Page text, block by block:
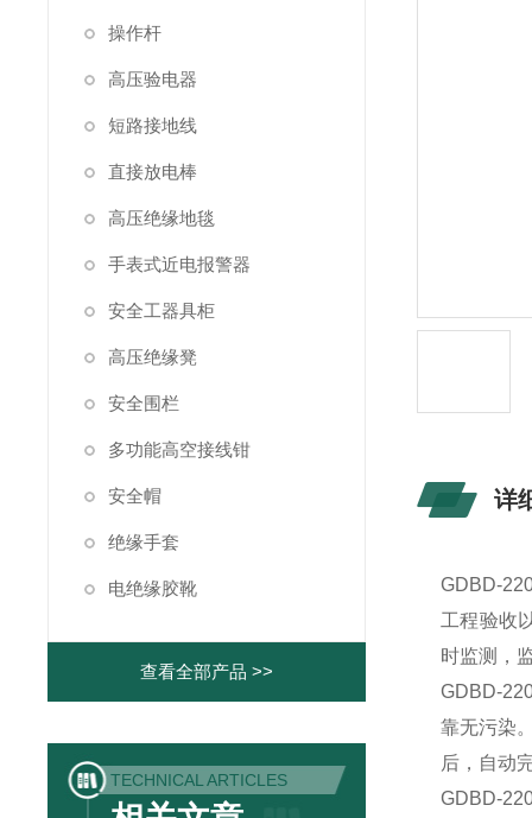
操作杆
高压验电器
短路接地线
直接放电棒
高压绝缘地毯
手表式近电报警器
安全工器具柜
高压绝缘凳
安全围栏
多功能高空接线钳
安全帽
绝缘手套
电绝缘胶靴
查看全部产品 >>
TECHNICAL ARTICLES
详
GDBD-
工程验收
时监测，
GDBD-
靠无污染
后，自动
GDBD-